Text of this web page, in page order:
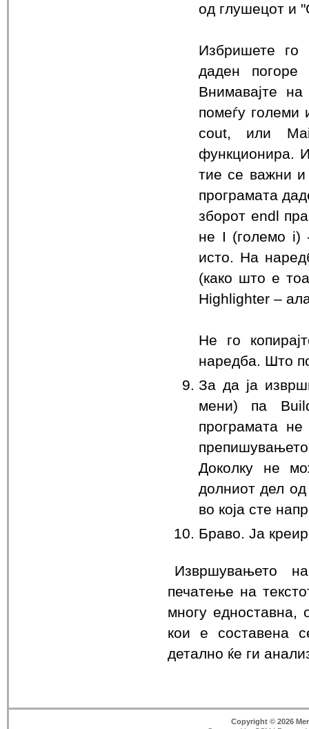
од глушецот и
Избришете го
даден погоре
Внимавајте
помеѓу големи
cout, или
функционира.
тие се важни и
програмата
зборот endl
не I (големо i)
исто. На
(како што е
Highlighter –
Не го
наредба. Што
За да ја
мени) па
програмата
Доколку не
долниот дел
во која сте
Браво. Ја
Извршувањето
печатење на
многу едноставна,
кои е составена
детално ќе ги
Copyright © 2026